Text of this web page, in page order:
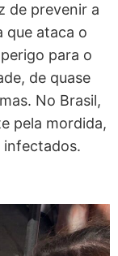
de prevenir a
que ataca o
para o
de quase
No Brasil,
pela mordida,
infectados.